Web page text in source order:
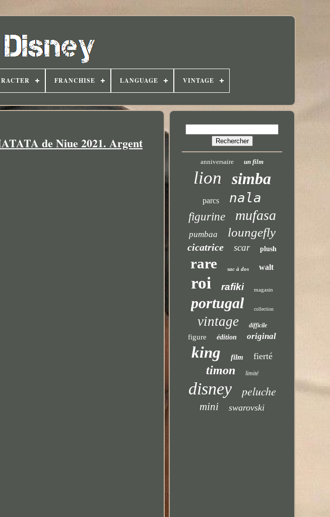
FRANCHISE LANGUAGE VINTAGE
de Niue 2021. Argent
anniversaire un film
lion simba
parcs nala
figurine mufasa
pumbaa loungefly
cicatrice scar plush
rare sac à dos walt
roi rafiki magasin
portugal collection
vintage difficile
figure édition original
king film fierté
timon limité
disney peluche
mini swarovski